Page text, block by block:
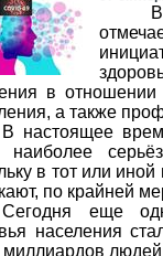
в отношении
а также
В настоящее
наиболее
в тот или
по крайней
Сегодня еще
населения
миллиардов